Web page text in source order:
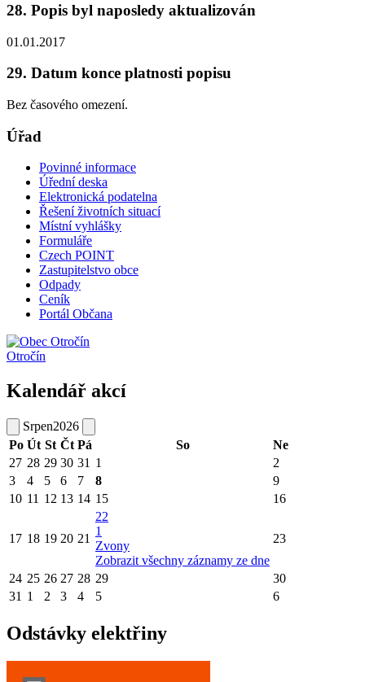
28. Popis byl naposledy aktualizován
01.01.2017
29. Datum konce platnosti popisu
Bez časového omezení.
Úřad
Povinné informace
Úřední deska
Elektronická podatelna
Řešení životních situací
Místní vyhlášky
Formuláře
Czech POINT
Zastupitelstvo obce
Odpady
Ceník
Portál Občana
Otročín
Kalendář akcí
Srpen2026
Po Út St Čt Pá So
Ne
27 28 29 30 31 1
2
3
4 5 6 7 8
9
10 11 12 13 14 15 16
17 18 19 20 21
22
1
Zvony
Zobrazit všechny záznamy ze dne
23
24 25 26 27 28 29
30
31 1 2 3 4 5 6
Odstávky elektřiny